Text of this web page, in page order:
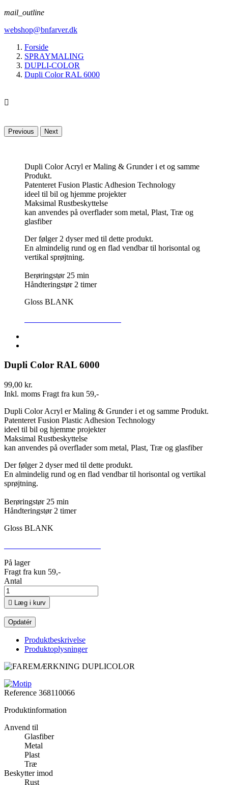
mail_outline
webshop@bnfarver.dk
Forside
SPRAYMALING
DUPLI-COLOR
Dupli Color RAL 6000

Previous Next
Dupli Color Acryl er Maling & Grunder i et og samme
Produkt.
Patenteret Fusion Plastic Adhesion Technology
ideel til bil og hjemme projekter
Maksimal Rustbeskyttelse
kan anvendes på overflader som metal, Plast, Træ og
glasfiber
Der følger 2 dyser med til dette produkt.
En almindelig rund og en flad vendbar til horisontal og
vertikal sprøjtning.
Berøringstør 25 min
Håndteringstør 2 timer
Gloss BLANK
Dupli Color RAL 6000
99,00 kr.
Inkl. moms Fragt fra kun 59,-
Dupli Color Acryl er Maling & Grunder i et og samme Produkt.
Patenteret Fusion Plastic Adhesion Technology
ideel til bil og hjemme projekter
Maksimal Rustbeskyttelse
kan anvendes på overflader som metal, Plast, Træ og glasfiber
Der følger 2 dyser med til dette produkt.
En almindelig rund og en flad vendbar til horisontal og vertikal
sprøjtning.
Berøringstør 25 min
Håndteringstør 2 timer
Gloss BLANK
På lager
Fragt fra kun 59,-
Antal
 Læg i kurv
Produktbeskrivelse
Produktoplysninger
Reference 368110066
Produktinformation
Anvend til
Glasfiber
Metal
Plast
Træ
Beskytter imod
Rust